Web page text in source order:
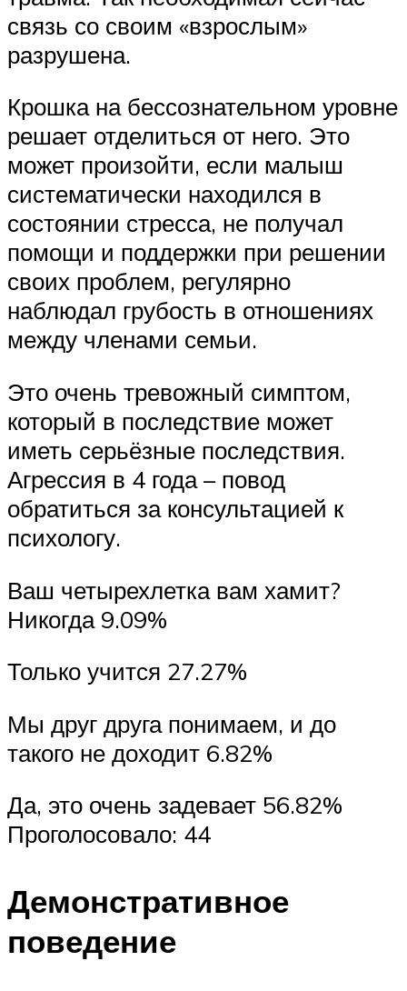
связь со своим «взрослым»
разрушена.
Крошка на бессознательном уровне
решает отделиться от него. Это
может произойти, если малыш
систематически находился в
состоянии стресса, не получал
помощи и поддержки при решении
своих проблем, регулярно
наблюдал грубость в отношениях
между членами семьи.
Это очень тревожный симптом,
который в последствие может
иметь серьёзные последствия.
Агрессия в 4 года – повод
обратиться за консультацией к
психологу.
Ваш четырехлетка вам хамит?
Никогда 9.09%
Только учится 27.27%
Мы друг друга понимаем, и до
такого не доходит 6.82%
Да, это очень задевает 56.82%
Проголосовало: 44
Демонстративное
поведение